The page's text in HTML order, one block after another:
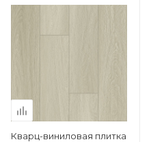
Кварц-виниловая плитка